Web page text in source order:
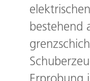
bestehend